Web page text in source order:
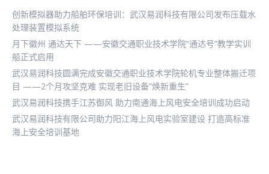
创新模拟器助力船舶环保培训：武汉易润科技有限公司发布压载水
处理装置模拟系统
月下徽州 通达天下 ——安徽交通职业技术学院“通达号”教学实训
船正式启用
武汉易润科技圆满完成安徽交通职业技术学院轮机专业整体搬迁项
目 ——2个月攻坚克难 实现老旧设备”焕新重生”
武汉易润科技携手江苏御风 助力南通海上风电安全培训成功启动
武汉易润科技有限公司助力阳江海上风电实验室建设 打造高标准
海上安全培训基地